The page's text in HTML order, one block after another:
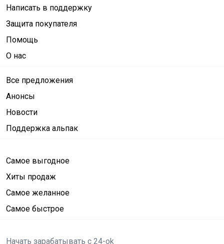
Написать в поддержку
Защита покупателя
Помощь
О нас
Все предложения
Анонсы
Новости
Поддержка альпак
Самое выгодное
Хиты продаж
Самое желанное
Самое быстрое
Начать зарабатывать с 24-ok